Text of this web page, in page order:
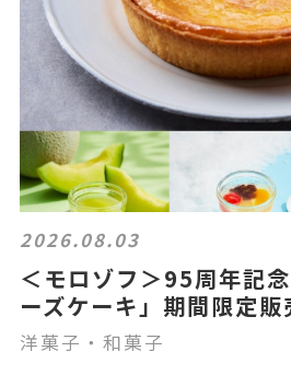
2026.08.03
＜モロゾフ＞95周年記
ーズケーキ」期間限定販
洋菓子・和菓子